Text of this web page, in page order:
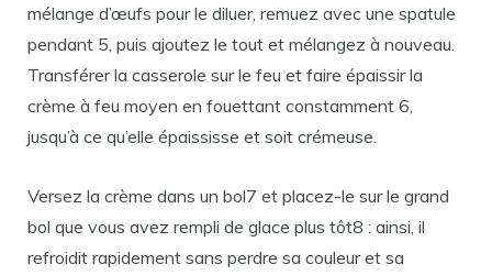
mélange d’œufs pour le diluer, remuez avec une spatule
pendant 5, puis ajoutez le tout et mélangez à nouveau.
Transférer la casserole sur le feu et faire épaissir la
crème à feu moyen en fouettant constamment 6,
jusqu’à ce qu’elle épaississe et soit crémeuse.
Versez la crème dans un bol7 et placez-le sur le grand
bol que vous avez rempli de glace plus tôt8 : ainsi, il
refroidit rapidement sans perdre sa couleur et sa